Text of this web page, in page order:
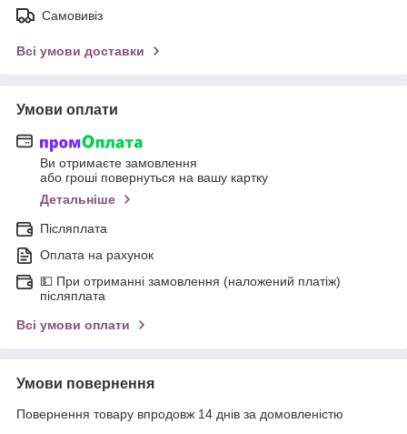
Самовивіз
Всі умови доставки
Умови оплати
Ви отримаєте замовлення
або гроші повернуться на вашу картку
Детальніше
Післяплата
Оплата на рахунок
💵 При отриманні замовлення (наложений платіж)
післяплата
Всі умови оплати
Умови повернення
Повернення товару впродовж 14 днів за домовленістю